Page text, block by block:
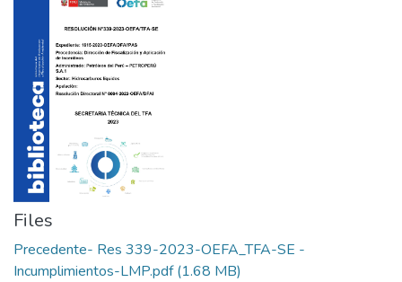
Files
Precedente- Res 339-2023-OEFA_TFA-SE -
Incumplimientos-LMP.pdf(1.68 MB)